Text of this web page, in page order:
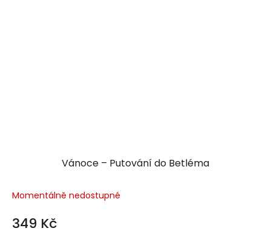
Vánoce – Putování do Betléma
Momentálně nedostupné
349 Kč